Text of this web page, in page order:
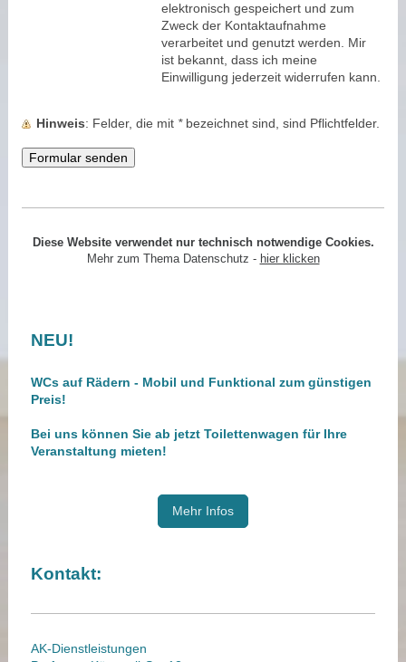
elektronisch gespeichert und zum
Zweck der Kontaktaufnahme
verarbeitet und genutzt werden. Mir
ist bekannt, dass ich meine
Einwilligung jederzeit widerrufen kann.
Hinweis : Felder, die mit *bezeichnet sind, sind Pflichtfelder.
Diese Website verwendet nur technisch notwendige Cookies.
Mehr zum Thema Datenschutz - hier klicken
NEU!
WCs auf Rädern - Mobil und Funktional zum günstigen
Preis!
Bei uns können Sie ab jetzt Toilettenwagen für Ihre
Veranstaltung mieten!
Mehr Infos
Kontakt:
AK-Dienstleistungen